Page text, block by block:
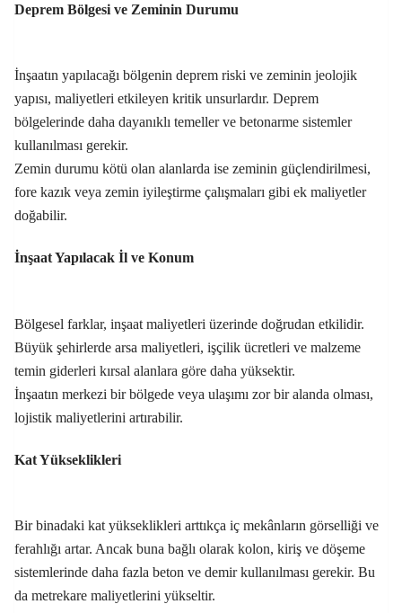
Deprem Bölgesi ve Zeminin Durumu
İnşaatın yapılacağı bölgenin deprem riski ve zeminin jeolojik
yapısı, maliyetleri etkileyen kritik unsurlardır. Deprem
bölgelerinde daha dayanıklı temeller ve betonarme sistemler
kullanılması gerekir.
Zemin durumu kötü olan alanlarda ise zeminin güçlendirilmesi,
fore kazık veya zemin iyileştirme çalışmaları gibi ek maliyetler
doğabilir.
İnşaat Yapılacak İl ve Konum
Bölgesel farklar, inşaat maliyetleri üzerinde doğrudan etkilidir.
Büyük şehirlerde arsa maliyetleri, işçilik ücretleri ve malzeme
temin giderleri kırsal alanlara göre daha yüksektir.
İnşaatın merkezi bir bölgede veya ulaşımı zor bir alanda olması,
lojistik maliyetlerini artırabilir.
Kat Yükseklikleri
Bir binadaki kat yükseklikleri arttıkça iç mekânların görselliği ve
ferahlığı artar. Ancak buna bağlı olarak kolon, kiriş ve döşeme
sistemlerinde daha fazla beton ve demir kullanılması gerekir. Bu
da metrekare maliyetlerini yükseltir.